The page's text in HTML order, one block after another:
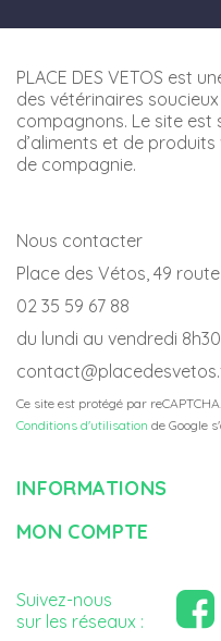
PLACE DES VETOS est
des vétérinaires
compagnons. Le site est
d’aliments et de
de compagnie.
Nous contacter
Place des Vétos, 49
02 35 59 67 88
du lundi au vendredi
Ce site est protégé par
Conditions d'utilisation de Google
INFORMATIONS
MON COMPTE
Suivez-nous
sur les réseaux :